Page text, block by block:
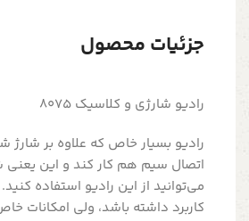
جزئیات محصول
رادیو شارژی و کلاسیک 8075
رادیو بسیار خاص که علاوه بر شارژ
اتصال سیم هم کار کند و این
می‌توانید از این رادیو استفاده
کاربرد داشته باشد، ولی امکانات